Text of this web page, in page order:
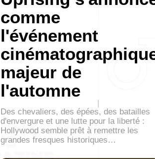
comme
l'événement
majeur de
l'automne
Des chevaliers, des épées, des batailles
d'envergure et une lutte pour la liberté :
Hollywood semble prêt à remettre les
grandes fresques historiques…